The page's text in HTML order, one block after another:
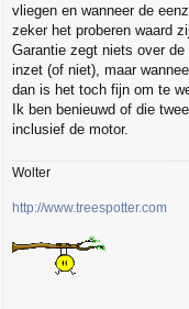
vliegen en wanneer de
zeker het proberen waard
Garantie zegt niets over
inzet (of niet), maar
dan is het toch fijn om te
Ik ben benieuwd of die
inclusief de motor.
Wolter
http://www.treespotter.com